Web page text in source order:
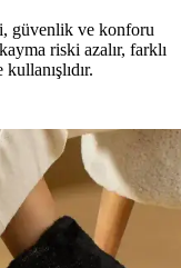
güvenlik ve konforu
riski azalır, farklı